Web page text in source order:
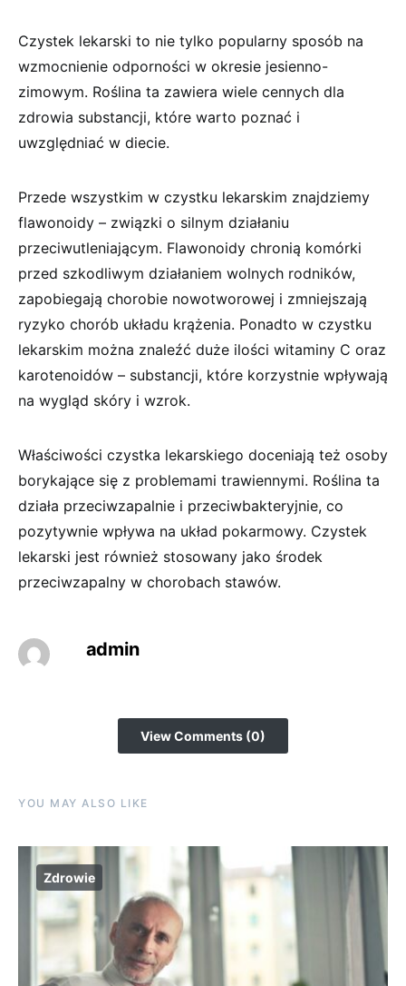
Czystek lekarski to nie tylko popularny sposób na
wzmocnienie odporności w okresie jesienno-
zimowym. Roślina ta zawiera wiele cennych dla
zdrowia substancji, które warto poznać i
uwzględniać w diecie.
Przede wszystkim w czystku lekarskim znajdziemy
flawonoidy – związki o silnym działaniu
przeciwutleniającym. Flawonoidy chronią komórki
przed szkodliwym działaniem wolnych rodników,
zapobiegają chorobie nowotworowej i zmniejszają
ryzyko chorób układu krążenia. Ponadto w czystku
lekarskim można znaleźć duże ilości witaminy C oraz
karotenoidów – substancji, które korzystnie wpływają
na wygląd skóry i wzrok.
Właściwości czystka lekarskiego doceniają też osoby
borykające się z problemami trawiennymi. Roślina ta
działa przeciwzapalnie i przeciwbakteryjnie, co
pozytywnie wpływa na układ pokarmowy. Czystek
lekarski jest również stosowany jako środek
przeciwzapalny w chorobach stawów.
admin
View Comments (0)
YOU MAY ALSO LIKE
Zdrowie